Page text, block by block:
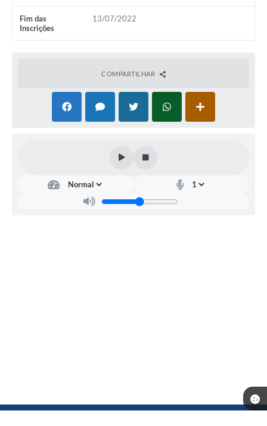
Fim das
Inscrições
13/07/2022
COMPARTILHAR